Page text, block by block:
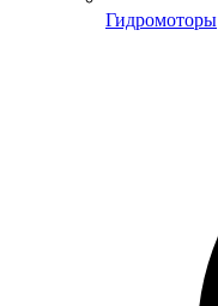
Гидромоторы